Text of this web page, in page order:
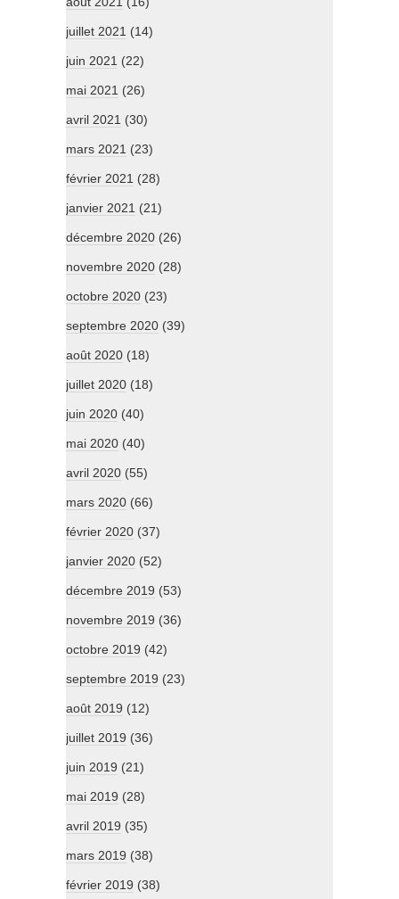
juillet 2021 (14)
juin 2021 (22)
mai 2021 (26)
avril 2021 (30)
mars 2021 (23)
février 2021 (28)
janvier 2021 (21)
décembre 2020 (26)
novembre 2020 (28)
octobre 2020 (23)
septembre 2020 (39)
août 2020 (18)
juillet 2020 (18)
juin 2020 (40)
mai 2020 (40)
avril 2020 (55)
mars 2020 (66)
février 2020 (37)
janvier 2020 (52)
décembre 2019 (53)
novembre 2019 (36)
octobre 2019 (42)
septembre 2019 (23)
août 2019 (12)
juillet 2019 (36)
juin 2019 (21)
mai 2019 (28)
avril 2019 (35)
mars 2019 (38)
février 2019 (38)